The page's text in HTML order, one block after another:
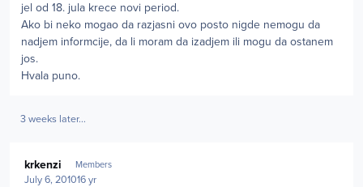
jel od 18. jula krece novi period.
Ako bi neko mogao da razjasni ovo posto nigde nemogu da
nadjem informcije, da li moram da izadjem ili mogu da ostanem
jos.
Hvala puno.
3 weeks later...
krkenzi Members
July 6, 201016 yr